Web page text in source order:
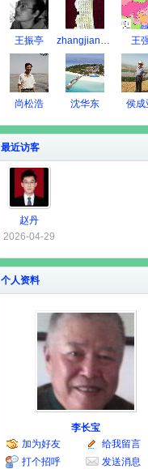
王振亭 zhangjian1950 王
尚松浩 沈华东 侯成
最近访客
赵丹
2026-04-29
个人资料
李长宝
加为好友
给我留言
打个招呼
发送消息